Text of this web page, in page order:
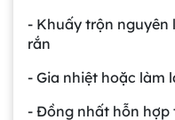
- Khuấy trộn nguyên
rắn
- Gia nhiệt hoặc làm
- Đồng nhất hỗn hợp